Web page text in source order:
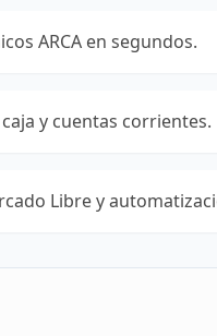
ARCA en segundos.
y cuentas corrientes.
Libre y